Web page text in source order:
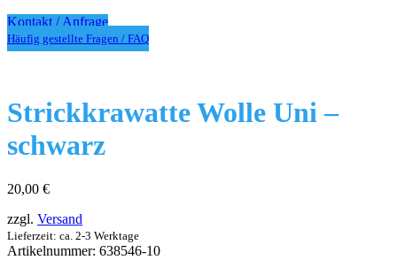
Kontakt / Anfrage
Häufig gestellte Fragen / FAQ
Strickkrawatte Wolle Uni –
schwarz
20,00 €
zzgl. Versand
Lieferzeit: ca. 2-3 Werktage
Artikelnummer: 638546-10